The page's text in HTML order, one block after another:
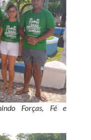
Forças, Fé e